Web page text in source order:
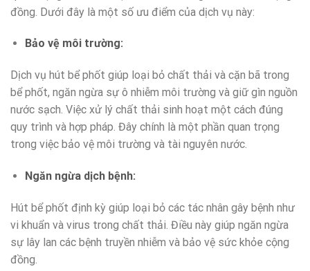
đồng. Dưới đây là một số ưu điểm của dịch vụ này:
Bảo vệ môi trường:
Dịch vụ hút bể phốt giúp loại bỏ chất thải và cặn bã trong
bể phốt, ngăn ngừa sự ô nhiễm môi trường và giữ gìn nguồn
nước sạch. Việc xử lý chất thải sinh hoạt một cách đúng
quy trình và hợp pháp. Đây chính là một phần quan trọng
trong việc bảo vệ môi trường và tài nguyên nước.
Ngăn ngừa dịch bệnh:
Hút bể phốt định kỳ giúp loại bỏ các tác nhân gây bệnh như
vi khuẩn và virus trong chất thải. Điều này giúp ngăn ngừa
sự lây lan các bệnh truyền nhiễm và bảo vệ sức khỏe cộng
đồng.